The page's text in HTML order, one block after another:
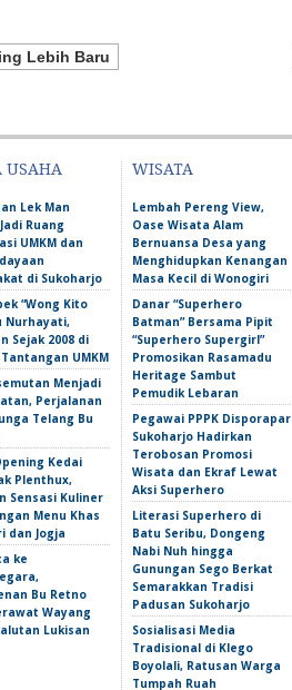
Lebih Baru
USAHA
Lek Man
Ruang
UMKM dan
di Sukoharjo
“Wong Kito
Nurhayati,
Sejak 2008 di
UMKM
Menjadi
Perjalanan
Telang Bu
Kedai
Plenthux,
Sensasi Kuliner
Menu Khas
dan Jogja
ke
Bu Retno
Wayang
Lukisan
WISATA
Lembah Pereng View,
Oase Wisata Alam
Bernuansa Desa yang
Menghidupkan Kenangan
Masa Kecil di Wonogiri
Danar “Superhero
Batman” Bersama Pipit
“Superhero Supergirl”
Promosikan Rasamadu
Heritage Sambut
Pemudik Lebaran
Pegawai PPPK Disporapar
Sukoharjo Hadirkan
Terobosan Promosi
Wisata dan Ekraf Lewat
Aksi Superhero
Literasi Superhero di
Batu Seribu, Dongeng
Nabi Nuh hingga
Gunungan Sego Berkat
Semarakkan Tradisi
Padusan Sukoharjo
Sosialisasi Media
Tradisional di Klego
Boyolali, Ratusan Warga
Tumpah Ruah